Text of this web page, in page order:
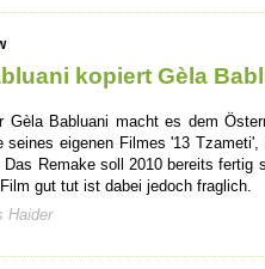
kopiert Gèla
Gèla Babluani macht es dem
seines eigenen Filmes '13
Remake soll 2010 bereits fertig
gut tut ist dabei jedoch fraglich.
Haider